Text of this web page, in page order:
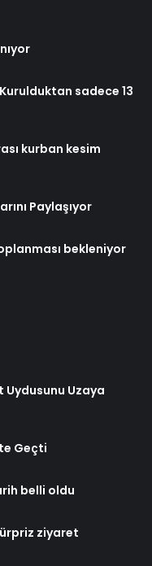
sadece 13
kurban kesim
Paylaşıyor
bekleniyor
Uydusunu Uzaya
Geçti
belli oldu
ziyaret